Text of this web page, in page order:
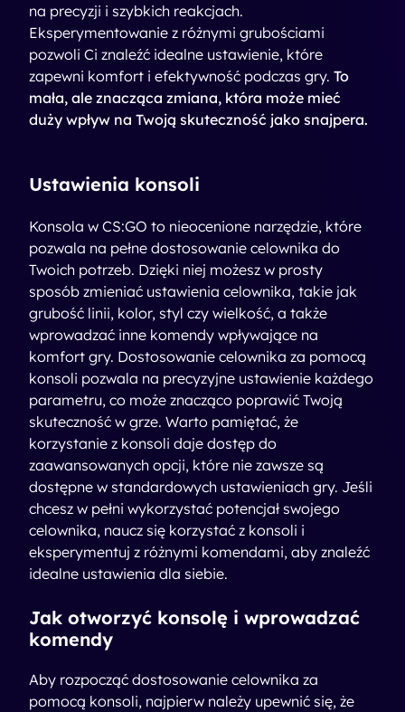
na precyzji i szybkich reakcjach.
Eksperymentowanie z różnymi grubościami
pozwoli Ci znaleźć idealne ustawienie, które
zapewni komfort i efektywność podczas gry.To
mała, ale znacząca zmiana, która może mieć
duży wpływ na Twoją skuteczność jako snajpera.
Ustawienia konsoli
Konsola w CS:GO to nieocenione narzędzie, które
pozwala na pełne dostosowanie celownika do
Twoich potrzeb. Dzięki niej możesz w prosty
sposób zmieniać ustawienia celownika, takie jak
grubość linii, kolor, styl czy wielkość, a także
wprowadzać inne komendy wpływające na
komfort gry. Dostosowanie celownika za pomocą
konsoli pozwala na precyzyjne ustawienie każdego
parametru, co może znacząco poprawić Twoją
skuteczność w grze. Warto pamiętać, że
korzystanie z konsoli daje dostęp do
zaawansowanych opcji, które nie zawsze są
dostępne w standardowych ustawieniach gry. Jeśli
chcesz w pełni wykorzystać potencjał swojego
celownika, naucz się korzystać z konsoli i
eksperymentuj z różnymi komendami, aby znaleźć
idealne ustawienia dla siebie.
Jak otworzyć konsolę i wprowadzać
komendy
Aby rozpocząć dostosowanie celownika za
pomocą konsoli, najpierw należy upewnić się, że